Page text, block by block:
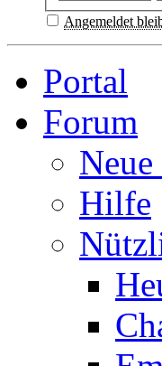
Angemeldet
Portal
Forum
Hilfe